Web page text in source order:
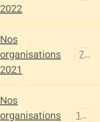
2022
Nos
organisations
2021
79
Nos
organisations
121